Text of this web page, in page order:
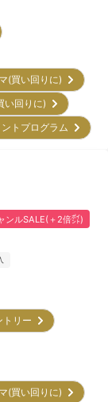
(買い回りに)
い回りに)
ントプログラム
ンルSALE(＋2倍㌽)
トリー
(買い回りに)